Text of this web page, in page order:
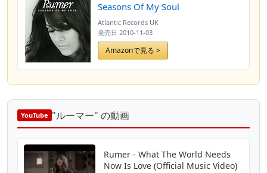
Seasons Of My Soul
Atlantic Records UK
発売日 2010-11-03
Amazonで見る >
YouTube "ルーマー" の動画
Rumer - What The World Needs
Now Is Love (Official Music Video)